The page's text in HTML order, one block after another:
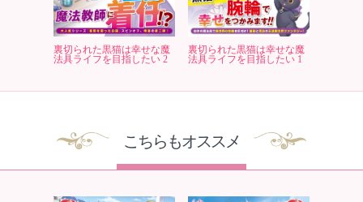
裏切られた黒猫は幸せな魔
法具ライフを目指したい 2
裏切られた黒猫は幸せな魔
法具ライフを目指したい 1
こちらもオススメ